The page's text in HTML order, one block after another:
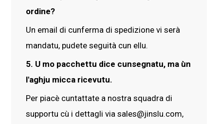
ordine?
Un email di cunferma di spedizione vi serà
mandatu, pudete seguità cun ellu.
5. U mo pacchettu dice cunsegnatu, ma ùn
l'aghju micca ricevutu.
Per piacè cuntattate a nostra squadra di
supportu cù i dettagli via sales@jinslu.com,